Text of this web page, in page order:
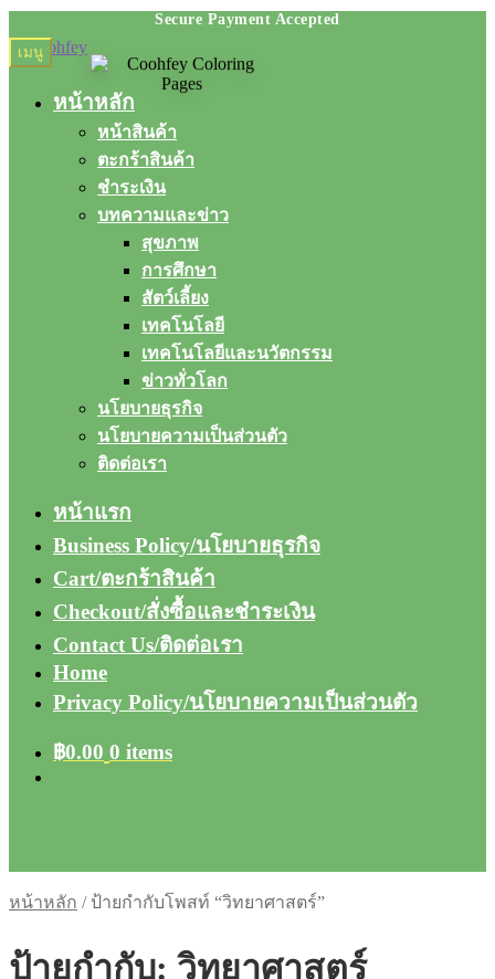
Skip
to
Skip
to
เมนู
หน้าหลัก
หน้าสินค้า
ตะกร้าสินค้า
ชำระเงิน
บทความและข่าว
สุขภาพ
การศึกษา
สัตว์เลี้ยง
เทคโนโลยี
เทคโนโลยีและนวัตกรรม
ข่าวทั่วโลก
นโยบายธุรกิจ
นโยบายความเป็นส่วนตัว
ติดต่อเรา
หน้าแรก
Business Policy/นโยบายธุรกิจ
Cart/ตะกร้าสินค้า
Checkout/สั่งซื้อและชำระเงิน
Contact Us/ติดต่อเรา
Home
Privacy Policy/นโยบายความเป็นส่วนตัว
฿0.00 0 items
หน้าหลัก / ป้ายกำกับโพสท์ “วิทยาศาสตร์”
ป้ายกำกับ: วิทยาศาสตร์